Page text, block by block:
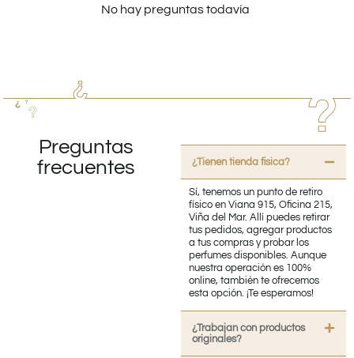
No hay preguntas todavía
Preguntas
frecuentes
¿Tienen tienda fisica?
Sí, tenemos un punto de retiro
físico en Viana 915, Oficina 215,
Viña del Mar. Allí puedes retirar
tus pedidos, agregar productos
a tus compras y probar los
perfumes disponibles. Aunque
nuestra operación es 100%
online, también te ofrecemos
esta opción. ¡Te esperamos!
¿Trabajan con productos
originales?